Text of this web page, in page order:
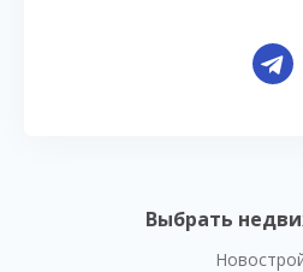
Выбрать